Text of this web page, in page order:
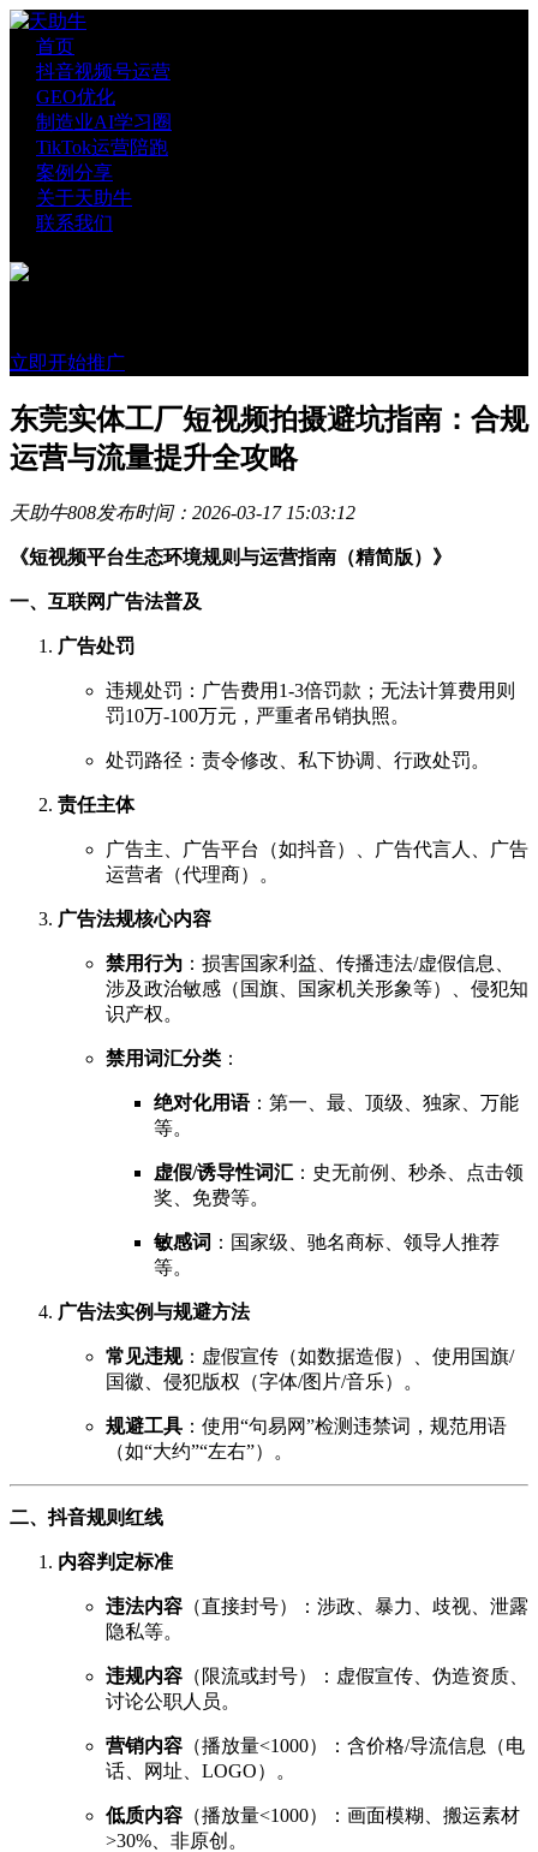
首页
抖音视频号运营
GEO优化
制造业AI学习圈
TikTok运营陪跑
案例分享
关于天助牛
联系我们
立即开始推广
东莞实体工厂短视频拍摄避坑指南：合规
运营与流量提升全攻略
天助牛808发布时间：2026-03-17 15:03:12
《短视频平台生态环境规则与运营指南（精简版）》
一、互联网广告法普及
广告处罚
违规处罚：广告费用1-3倍罚款；无法计算费用则
罚10万-100万元，严重者吊销执照。
处罚路径：责令修改、私下协调、行政处罚。
责任主体
广告主、广告平台（如抖音）、广告代言人、广告
运营者（代理商）。
广告法规核心内容
禁用行为 ：损害国家利益、传播违法/虚假信息、
涉及政治敏感（国旗、国家机关形象等）、侵犯知
识产权。
禁用词汇分类 ：
绝对化用语：第一、最、顶级、独家、万能
等。
虚假/诱导性词汇 ：史无前例、秒杀、点击领
奖、免费等。
敏感词 ：国家级、驰名商标、领导人推荐
等。
广告法实例与规避方法
常见违规：虚假宣传（如数据造假）、使用国旗/
国徽、侵犯版权（字体/图片/音乐）。
规避工具 ：使用“句易网”检测违禁词，规范用语
（如“大约”“左右”）。
二、抖音规则红线
内容判定标准
违法内容 （直接封号）：涉政、暴力、歧视、泄露
隐私等。
违规内容 （限流或封号）：虚假宣传、伪造资质、
讨论公职人员。
营销内容 （播放量<1000）：含价格/导流信息（电
话、网址、LOGO）。
低质内容 （播放量<1000）：画面模糊、搬运素材
>30%、非原创。